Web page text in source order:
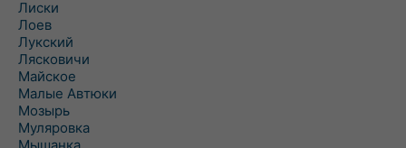
Лиски
Лоев
Лукский
Лясковичи
Майское
Малые Автюки
Мозырь
Муляровка